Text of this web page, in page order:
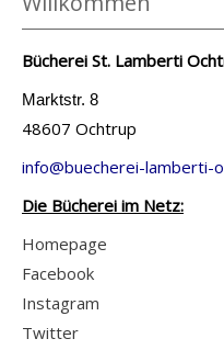
Bücherei St. Lamberti
Marktstr. 8
48607 Ochtrup
info@buecherei-lamberti-
Die Bücherei im Netz:
Homepage
Facebook
Instagram
Twitter